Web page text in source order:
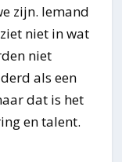
zijn. Iemand
niet in wat
niet
als een
dat is het
en talent.